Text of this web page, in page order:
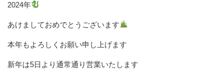
2024年
あけましておめでとうございます
本年もよろしくお願い申し上げます
新年は5日より通常通り営業いたします